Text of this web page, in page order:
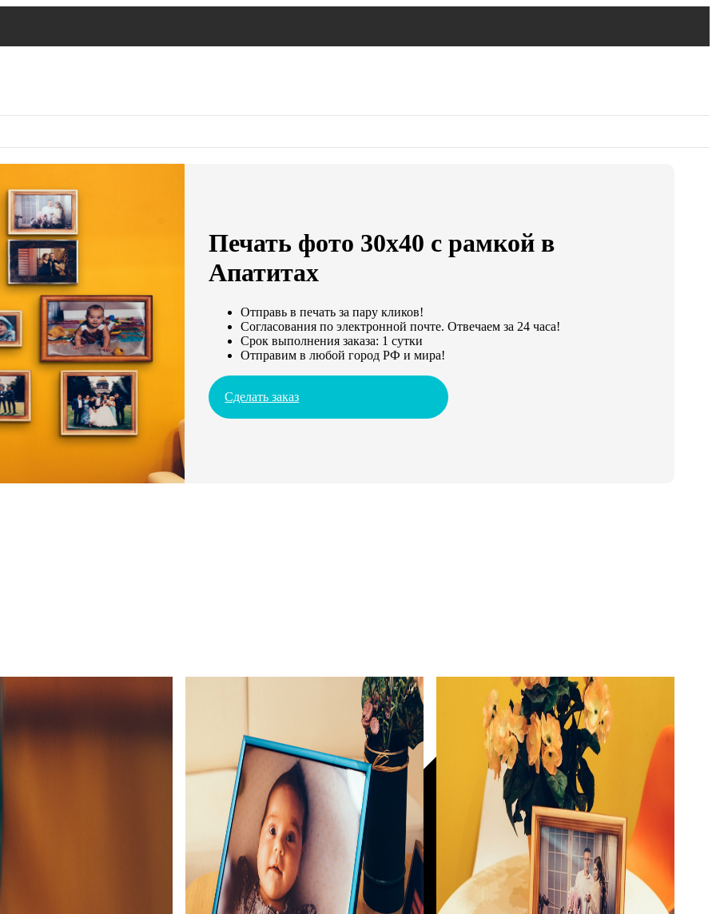
Печать фото 30х40 с рамкой в
Апатитах
Отправь в печать за пару кликов!
Согласования по электронной почте. Отвечаем за 24 часа!
Срок выполнения заказа: 1 сутки
Отправим в любой город РФ и мира!
Сделать заказ